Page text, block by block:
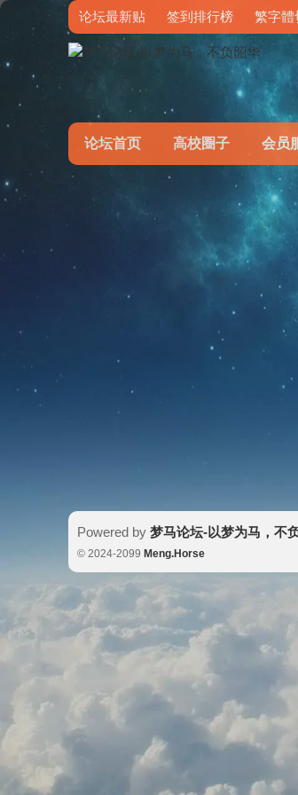
论坛最新贴 签到排行榜 繁字體
论坛首页 高校圈子 会员
Powered by 梦马论坛-以梦为马，不
© 2024-2099 Meng.Horse